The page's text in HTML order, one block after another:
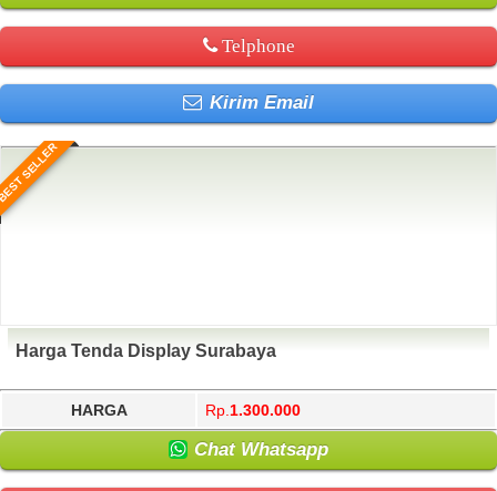
Telphone
Kirim Email
SELLER
Harga Tenda Display Surabaya
HARGA Rp. 1.300.000
Chat Whatsapp